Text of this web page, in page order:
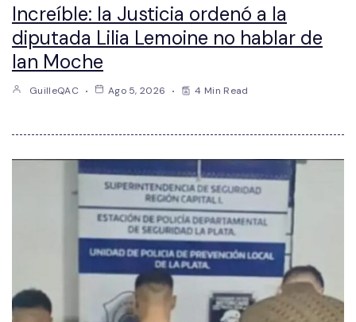
Increíble: la Justicia ordenó a la
diputada Lilia Lemoine no hablar de
Ian Moche
GuilleQAC Ago 5, 2026 4 Min Read